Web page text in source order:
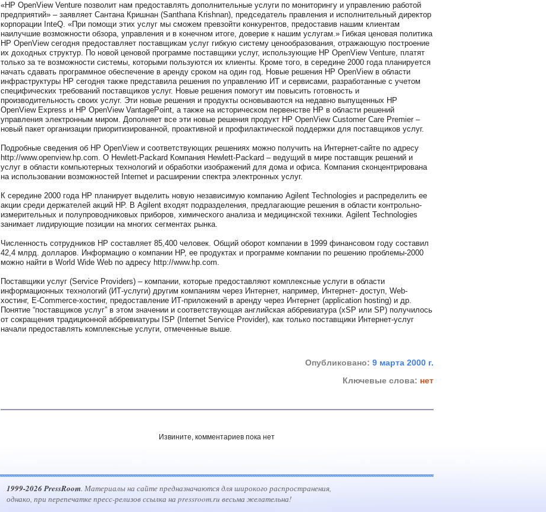
«HP OpenView Venture позволит нам предоставлять дополнительные услуги по мониторингу и управлению работой
предприятий» – заявляет Сантана Кришнан (Santhana Krishnan), председатель правления и исполнительный директор
корпорации InteQ. «При помощи этих услуг мы сможем превзойти конкурентов, предоставив нашим клиентам
наилучшие возможности обзора, управления и в конечном итоге, доверие к нашим услугам.» Гибкая ценовая политика
HP OpenView сегодня предоставляет поставщикам услуг гибкую систему ценообразования, отражающую построение
их доходных структур. По новой ценовой программе поставщики услуг, использующие HP OpenView Venture, платят
только за те возможности системы, которыми пользуются их клиенты. Кроме того, в середине 2000 года планируется
начать сдавать программное обеспечение в аренду сроком на один год. Новые решения HP OpenView в области
инфраструктуры HP сегодня также представила решения по управлению ИТ и сервисами, разработанные с учетом
специфических требований поставщиков услуг. Новые решения помогут им повысить готовность и
производительность своих услуг. Эти новые решения и продукты основываются на недавно выпущенных HP
OpenView Express и HP OpenView VantagePoint, а также на историческом первенстве HP в области решений
управления электронным миром. Дополняет все эти новые решения продукт HP OpenView Customer Care Premier –
новый пакет организации приоритизированной, проактивной и профилактической поддержки для поставщиков услуг.
Подробные сведения об HP OpenView и соответствующих решениях можно получить на Интернет-сайте по адресу
http://www.openview.hp.com. О Hewlett-Packard Компания Hewlett-Packard – ведущий в мире поставщик решений и
услуг в области компьютерных технологий и обработки изображений для дома и офиса. Компания сконцентрирована
на использовании возможностей Internet и расширении спектра электронных услуг.
К середине 2000 года HP планирует выделить новую независимую компанию Agilent Technologies и распределить ее
акции среди держателей акций НР. В Agilent входят подразделения, предлагающие решения в области контрольно-
измерительных и полупроводниковых приборов, химического анализа и медицинской техники. Agilent Technologies
занимает лидирующие позиции на многих сегментах рынка.
Численность сотрудников HP составляет 85,400 человек. Общий оборот компании в 1999 финансовом году составил
42,4 млрд. долларов. Информацию о компании HP, ее продуктах и программе компании по решению проблемы-2000
можно найти в World Wide Web по адресу http://www.hp.com.
Поставщики услуг (Service Providers) – компании, которые предоставляют комплексные услуги в области
информационных технологий (ИТ-услуги) другим компаниям через Интернет, например, Интернет- доступ, Web-
хостинг, E-Commerce-хостинг, предоставление ИТ-приложений в аренду через Интернет (application hosting) и др.
Понятие “поставщиков услуг” в этом значении и соответствующая английская аббревиатура (xSP или SP) получилось
от сокращения традиционной аббревиатуры ISP (Internet Service Provider), как только поставщики Интернет-услуг
начали предоставлять комплексные услуги, отмеченные выше.
Опубликовано: 9 марта 2000 г.
Ключевые слова: нет
Извините, комментариев пока нет
1999-2026 PressRoom. Материалы на сайте предназначаются для широкого распространения,
однако, при перепечатке пресс-релизов ссылка на pressroom.ru весьма желательна!